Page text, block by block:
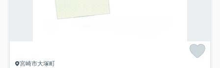
宮崎市大塚町